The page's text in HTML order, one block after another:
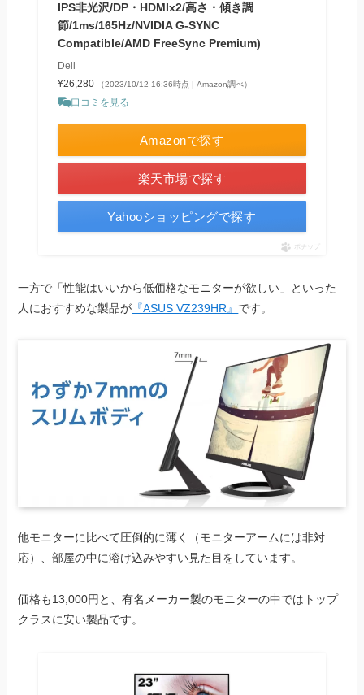
IPS非光沢/DP・HDMIx2/高さ・傾き調
節/1ms/165Hz/NVIDIA G-SYNC
Compatible/AMD FreeSync Premium)
Dell
¥26,280
（2023/10/12 16:36時点 | Amazon調べ）
口コミを見る
Amazonで探す
楽天市場で探す
Yahooショッピングで探す
ポチップ
一方で「性能はいいから低価格なモニターが欲しい」といった
人におすすめな製品が 『ASUS VZ239HR』 です。
他モニターに比べて圧倒的に薄く（モニターアームには非対
応）、部屋の中に溶け込みやすい見た目をしています。
価格も13,000円と、有名メーカー製のモニターの中ではトップ
クラスに安い製品です。